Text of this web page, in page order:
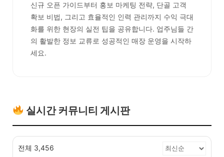
신규 오픈 가이드부터 홍보 마케팅 전략, 단골 고객
확보 비법, 그리고 효율적인 인력 관리까지 수익 극대
화를 위한 현장의 실전 팁을 공유합니다. 업주님들 간
의 활발한 정보 교류로 성공적인 매장 운영을 시작하
세요.
실시간 커뮤니티 게시판
전체 3,456